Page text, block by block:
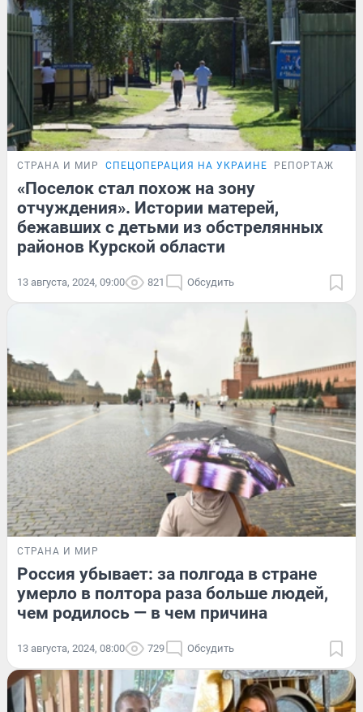
СТРАНА И МИР СПЕЦОПЕРАЦИЯ НА УКРАИНЕ РЕПОРТАЖ
«Поселок стал похож на зону
отчуждения». Истории матерей,
бежавших с детьми из обстрелянных
районов Курской области
13 августа, 2024, 09:00 821 Обсудить
СТРАНА И МИР
Россия убывает: за полгода в стране
умерло в полтора раза больше людей,
чем родилось — в чем причина
13 августа, 2024, 08:00 729 Обсудить